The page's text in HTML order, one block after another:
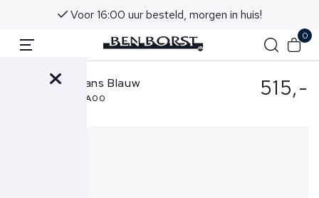
Voor 16:00 uur besteld, morgen in huis!
0
Pescarolo Jeans Blauw
Mayfair Zip - 54A00 515,-